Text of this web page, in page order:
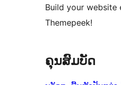
Build your
Themepeek!
ຄຸນສົມບັດ